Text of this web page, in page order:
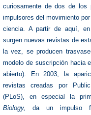
curiosamente de dos de los
impulsores del movimiento
ciencia. A partir de aquí,
surgen nuevas revistas de
la vez, se producen
modelo de suscripción hacia
abierto). En 2003, la
revistas creadas por
(PLoS), en especial la
Biology,
da un impulso